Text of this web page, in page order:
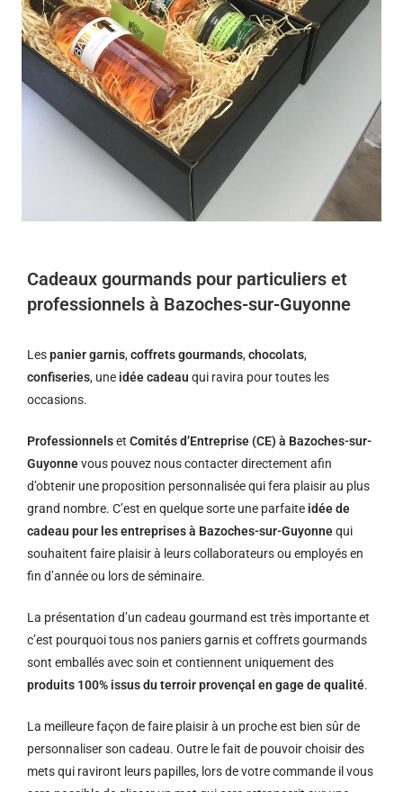
Cadeaux gourmands pour particuliers et
professionnels à Bazoches-sur-Guyonne
Lespanier garnis,coffrets gourmands,chocolats,
confiseries, une idée cadeau qui ravira pour toutes les
occasions.
Professionnelset Comités d’Entreprise (CE) à Bazoches-sur-
Guyonnevous pouvez nous contacter directement afin
d’obtenir une proposition personnalisée qui fera plaisir au plus
grand nombre. C’est en quelque sorte une parfaite idée de
cadeau pour les entreprises à Bazoches-sur-Guyonnequi
souhaitent faire plaisir à leurs collaborateurs ou employés en
fin d’année ou lors de séminaire.
La présentation d’un cadeau gourmand est très importante et
c’est pourquoi tous nos paniers garnis et coffrets gourmands
sont emballés avec soin et contiennent uniquement des
produits 100% issus du terroir provençal en gage de qualité.
La meilleure façon de faire plaisir à un proche est bien sûr de
personnaliser son cadeau. Outre le fait de pouvoir choisir des
mets qui raviront leurs papilles, lors de votre commande il vous